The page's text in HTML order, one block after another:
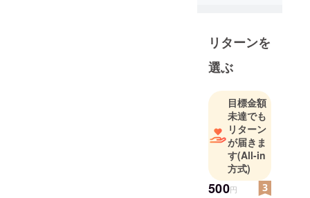
作品を年に2
回上演して
います💃🕺
リターンを
選ぶ
目標金額
未達でも
リターン
が届きま
す(All-in
方式)
500円